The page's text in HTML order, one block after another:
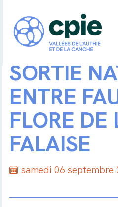
SORTIE
ENTRE
FLORE DE
FALAISE
samedi 06 septembre